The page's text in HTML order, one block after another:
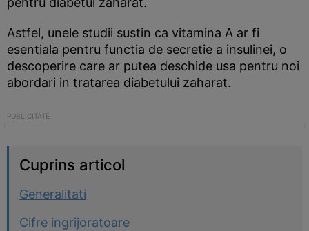
Astfel, unele studii sustin ca vitamina A ar fi
esentiala pentru functia de secretie a insulinei, o
descoperire care ar putea deschide usa pentru noi
abordari in tratarea diabetului zaharat.
Cuprins articol
Generalitati
Cifre ingrijoratoare